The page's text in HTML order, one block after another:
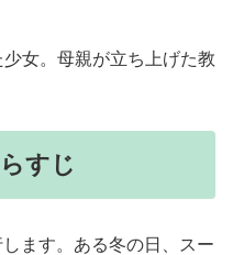
女。母親が立ち上げた教
すじ
ます。ある冬の日、スー